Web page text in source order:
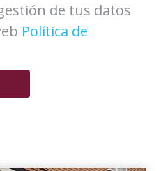
de tus datos
Política de